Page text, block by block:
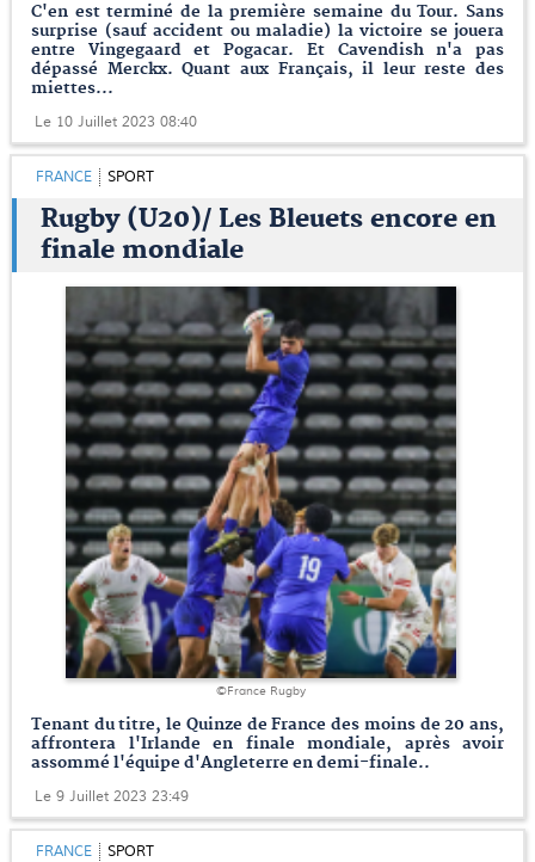
C'en est terminé de la première semaine du Tour. Sans
surprise (sauf accident ou maladie) la victoire se jouera
entre Vingegaard et Pogacar. Et Cavendish n'a pas
dépassé Merckx. Quant aux Français, il leur reste des
miettes...
Le 10 Juillet 2023 08:40
FRANCE SPORT
Rugby (U20)/ Les Bleuets encore en
finale mondiale
©France Rugby
Tenant du titre, le Quinze de France des moins de 20 ans,
affrontera l'Irlande en finale mondiale, après avoir
assommé l'équipe d'Angleterre en demi-finale..
Le 9 Juillet 2023 23:49
FRANCE SPORT